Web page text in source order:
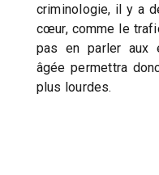
criminologie, il y a
cœur, comme le
pas en parler aux
âgée permettra
plus lourdes.